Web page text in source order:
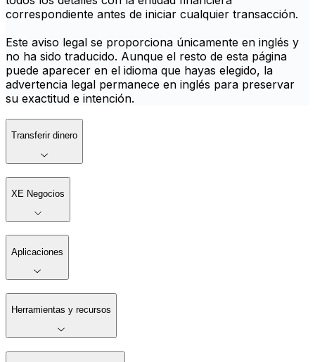
correspondiente antes de iniciar cualquier transacción.
Este aviso legal se proporciona únicamente en inglés y
no ha sido traducido. Aunque el resto de esta página
puede aparecer en el idioma que hayas elegido, la
advertencia legal permanece en inglés para preservar
su exactitud e intención.
Transferir dinero
XE Negocios
Aplicaciones
Herramientas y recursos